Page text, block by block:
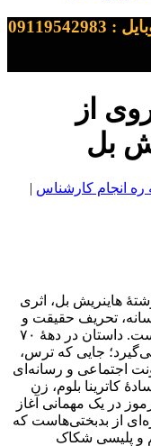
از
بل
ره انجام کارشناس |
هاینریش بل، اثری
تحریف حقیقت و
فروپاشی حیثیت انسانی در جامعه مدرن است. داستان در دههٔ ۷۰
جایی که ترس،
اجتماعی و رسانه‌ای
کاترینا بلوم، زن
در یک مهمانی آغاز
از بدبختی‌هاست که
و پلیسی شکاک